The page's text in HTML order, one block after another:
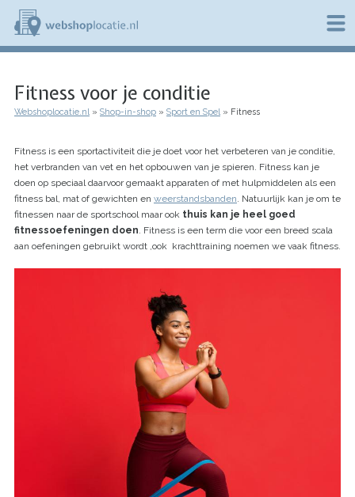
Overslaan
naar
de
b
s
h
l
o
c
a
t
i
e
n
Fitness voor je conditie
Kruimelpad
Webshoplocatie.nl Shop-in-shop Sport en Spel Fitness
Fitness is een sportactiviteit die je doet voor het verbeteren van je conditie,
het verbranden van vet en het opbouwen van je spieren. Fitness kan je
doen op speciaal daarvoor gemaakt apparaten of met hulpmiddelen als een
fitness bal, mat of gewichten en weerstandsbanden . Natuurlijk kan je om te
fitnessen naar de sportschool maar ook thuis kan je heel goed
fitnessoefeningen doen . Fitness is een term die voor een breed scala
aan oefeningen gebruikt wordt ,ook krachttraining noemen we vaak fitness.